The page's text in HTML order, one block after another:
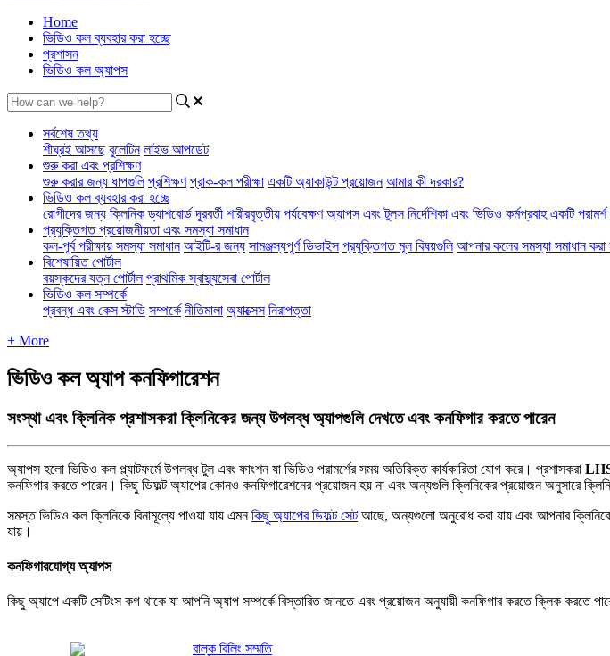
Home
ভিডিও কল ব্যবহার করা হচ্ছে
প্রশাসন
ভিডিও কল অ্যাপস
সর্বশেষ তথ্য
শীঘ্রই আসছে বুলেটিন লাইভ আপডেট
শুরু করা এবং প্রশিক্ষণ
শুরু করার জন্য ধাপগুলি প্রশিক্ষণ প্রাক-কল পরীক্ষা একটি অ্যাকাউন্ট প্রয়োজন আমার কী দরকার?
ভিডিও কল ব্যবহার করা হচ্ছে
রোগীদের জন্য ক্লিনিক ড্যাশবোর্ড দূরবর্তী শারীরবৃত্তীয় পর্যবেক্ষণ অ্যাপস এবং টুলস নির্দেশিকা এবং ভিডিও কর্মপ্রবাহ একটি
প্রযুক্তিগত প্রয়োজনীয়তা এবং সমস্যা সমাধান
কল-পূর্ব পরীক্ষায় সমস্যা সমাধান আইটি-র জন্য সামঞ্জস্যপূর্ণ ডিভাইস প্রযুক্তিগত মূল বিষয়গুলি আপনার কলের সমস্যা সমাধান করা
বিশেষায়িত পোর্টাল
বয়স্কদের যত্ন পোর্টাল প্রাথমিক স্বাস্থ্যসেবা পোর্টাল
ভিডিও কল সম্পর্কে
প্রবন্ধ এবং কেস স্টাডি সম্পর্কে নীতিমালা অ্যাক্সেস নিরাপত্তা
+ More
ভিডিও কল অ্যাপ কনফিগারেশন
সংস্থা এবং ক্লিনিক প্রশাসকরা ক্লিনিকের জন্য উপলব্ধ অ্যাপগুলি দেখতে এবং কনফিগার করতে পারেন
অযপস হল ভডও কল পযটফর উপলবধ টল এব ফশন য ভডও পরমরর সময অতরকত করকরত যগ কর। পরশসকর
কনফগর করত পরন। কছ ডফট অযপর কনও কনফগরশনর পরযজন হয ন এব অনযগল কনকর পরযজন অনসর কন
সমসত ভডও কল কনক বনমল পওয় যয় এমন কছ অযপর ডফট সট আছ, অনযগল অনরধ কর যয় এব আপনর কন
যয় ।
কনফগরযগয অযপস
কছ অযপ একট সটস কগ থক য আপন অযপ সমর বসতরত জনত এব পরয়জন অনযয় কনফগর করত কক করত প
বলক বল সমত